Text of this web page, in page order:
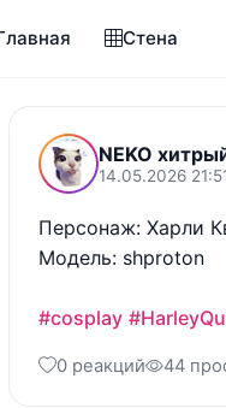
Стена
NEKO
14.05.2026
Персонаж: Харли
Модель: shproton
#cosplay
0 реакций 44